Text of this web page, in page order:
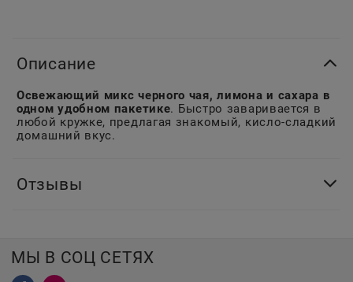
Описание
Освежающий микс черного чая, лимона и сахара в
одном удобном пакетике. Быстро заваривается в
любой кружке, предлагая знакомый, кисло-сладкий
домашний вкус.
Отзывы
МЫ В СОЦ СЕТЯХ